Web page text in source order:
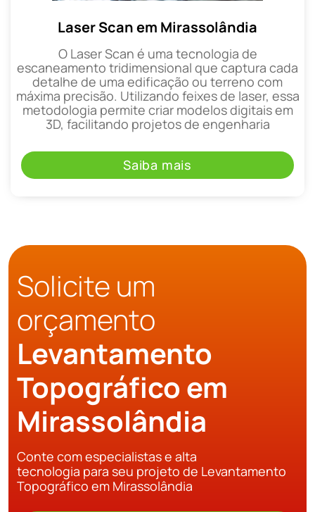
Laser Scan em Mirassolândia
O Laser Scan é uma tecnologia de
escaneamento tridimensional que captura cada
detalhe de uma edificação ou terreno com
máxima precisão. Utilizando feixes de laser, essa
metodologia permite criar modelos digitais em
3D, facilitando projetos de engenharia
Saiba mais
Solicite um
orçamento
Levantamento
Topográfico em
Mirassolândia
Conte com especialistas e alta
tecnologia para seu projeto de Levantamento
Topográfico em Mirassolândia